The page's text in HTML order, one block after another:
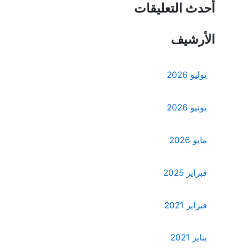
أحدث التعليقات
الأرشيف
يوليو 2026
يونيو 2026
مايو 2026
فبراير 2025
فبراير 2021
يناير 2021